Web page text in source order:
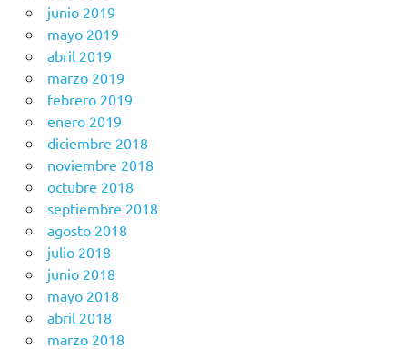
junio 2019
mayo 2019
abril 2019
marzo 2019
febrero 2019
enero 2019
diciembre 2018
noviembre 2018
octubre 2018
septiembre 2018
agosto 2018
julio 2018
junio 2018
mayo 2018
abril 2018
marzo 2018